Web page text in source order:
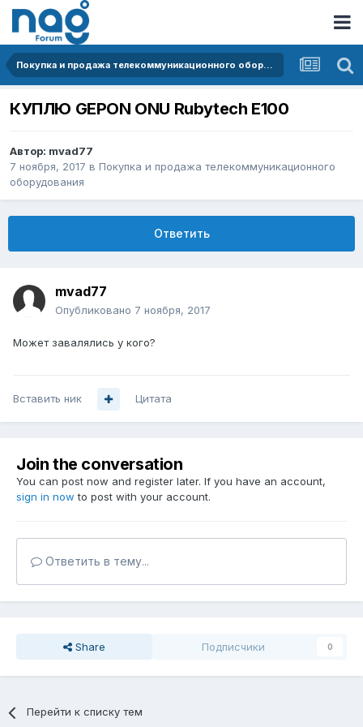
Покупка и продажа телекоммуникационного оборудования
КУПЛЮ GEPON ONU Rubytech E100
Автор: mvad77
7 ноября, 2017 в Покупка и продажа телекоммуникационного
оборудования
Ответить
mvad77
Опубликовано 7 ноября, 2017
Может завалялись у кого?
Вставить ник Цитата
Join the conversation
You can post now and register later. If you have an account,
sign in now to post with your account.
Ответить в тему...
Share Подписчики 0
Перейти к списку тем